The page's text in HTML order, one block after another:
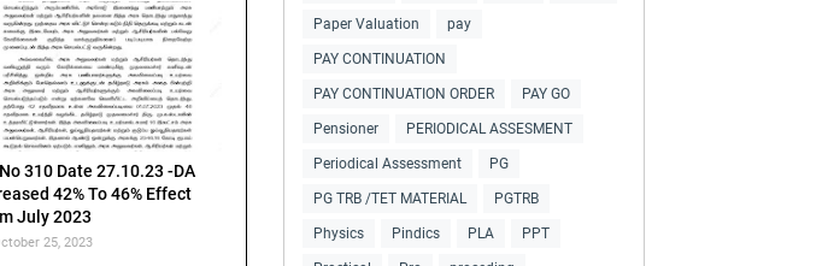
310 Date 27.10.23 -DA
42% To 46% Effect
July 2023
25, 2023
Paper Valuation pay
PAY CONTINUATION
PAY CONTINUATION ORDER PAY GO
Pensioner PERIODICAL ASSESMENT
Periodical Assessment PG
PG TRB /TET MATERIAL PGTRB
Physics Pindics PLA PPT